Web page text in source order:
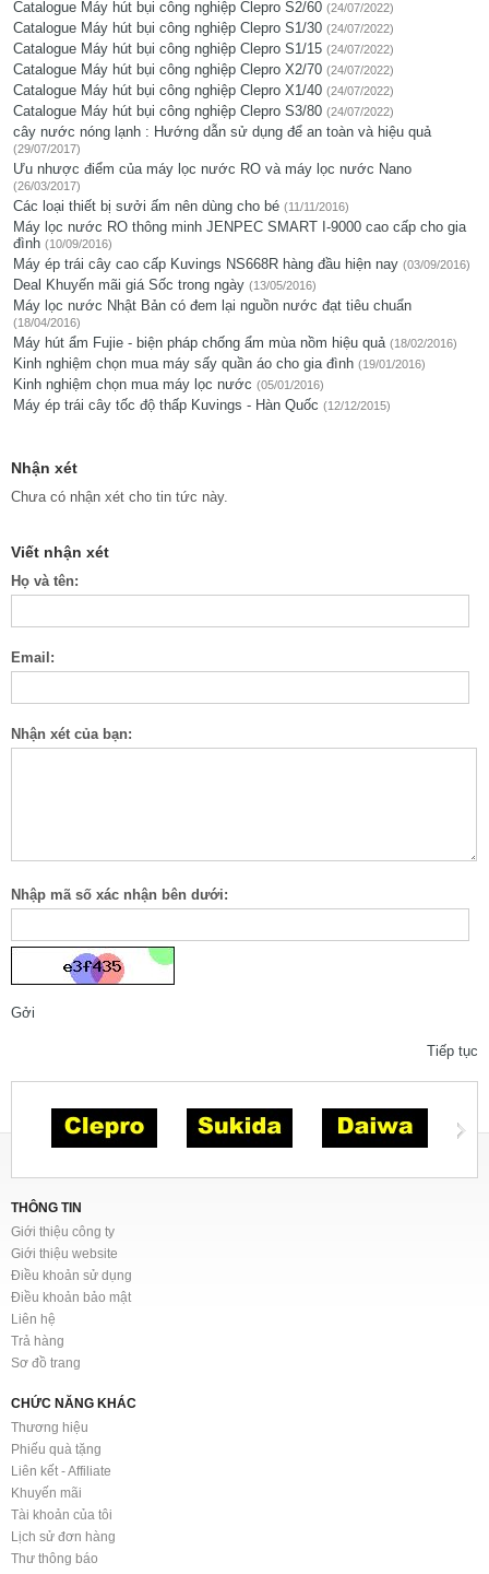
Catalogue Máy hút bụi công nghiệp Clepro S2/60 (24/07/2022)
Catalogue Máy hút bụi công nghiệp Clepro S1/30 (24/07/2022)
Catalogue Máy hút bụi công nghiệp Clepro S1/15 (24/07/2022)
Catalogue Máy hút bụi công nghiệp Clepro X2/70 (24/07/2022)
Catalogue Máy hút bụi công nghiệp Clepro X1/40 (24/07/2022)
Catalogue Máy hút bụi công nghiệp Clepro S3/80 (24/07/2022)
cây nước nóng lạnh : Hướng dẫn sử dụng để an toàn và hiệu quả
(29/07/2017)
Ưu nhược điểm của máy lọc nước RO và máy lọc nước Nano
(26/03/2017)
Các loại thiết bị sưởi ấm nên dùng cho bé (11/11/2016)
Máy lọc nước RO thông minh JENPEC SMART I-9000 cao cấp cho gia
đình (10/09/2016)
Máy ép trái cây cao cấp Kuvings NS668R hàng đầu hiện nay (03/09/2016)
Deal Khuyến mãi giá Sốc trong ngày (13/05/2016)
Máy lọc nước Nhật Bản có đem lại nguồn nước đạt tiêu chuẩn
(18/04/2016)
Máy hút ẩm Fujie - biện pháp chống ẩm mùa nồm hiệu quả (18/02/2016)
Kinh nghiệm chọn mua máy sấy quần áo cho gia đình (19/01/2016)
Kinh nghiệm chọn mua máy lọc nước (05/01/2016)
Máy ép trái cây tốc độ thấp Kuvings - Hàn Quốc (12/12/2015)
Nhận xét
Chưa có nhận xét cho tin tức này.
Viết nhận xét
Họ và tên:
Email:
Nhận xét của bạn:
Nhập mã số xác nhận bên dưới:
Gởi
Tiếp tục
THÔNG TIN
Giới thiệu công ty
Giới thiệu website
Điều khoản sử dụng
Điều khoản bảo mật
Liên hệ
Trả hàng
Sơ đồ trang
CHỨC NĂNG KHÁC
Thương hiệu
Phiếu quà tặng
Liên kết - Affiliate
Khuyến mãi
Tài khoản của tôi
Lịch sử đơn hàng
Thư thông báo